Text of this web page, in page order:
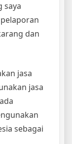
saya
dan
jasa
jasa
sebagai